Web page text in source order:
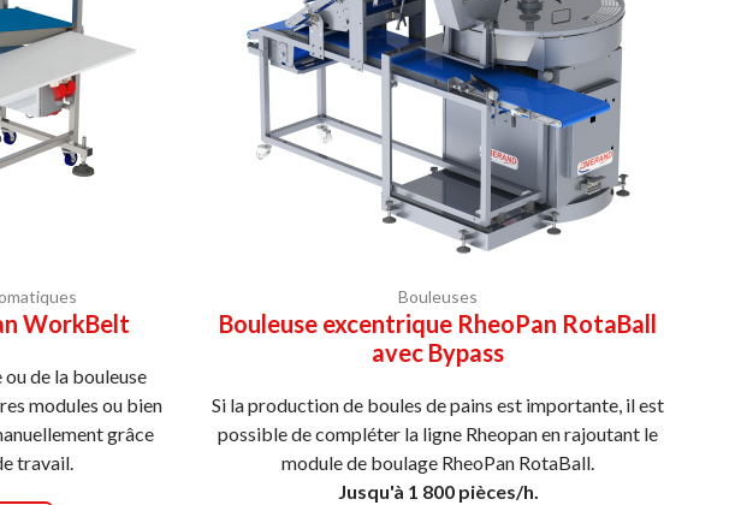
WorkBelt
de la bouleuse
modules ou bien
grâce
travail.
Bouleuses
Bouleuse excentrique RheoPan RotaBall
avec Bypass
Si la production de boules de pains est importante, il est
possible de compléter la ligne Rheopan en rajoutant le
module de boulage RheoPan RotaBall.
Jusqu'à 1 800 pièces/h.